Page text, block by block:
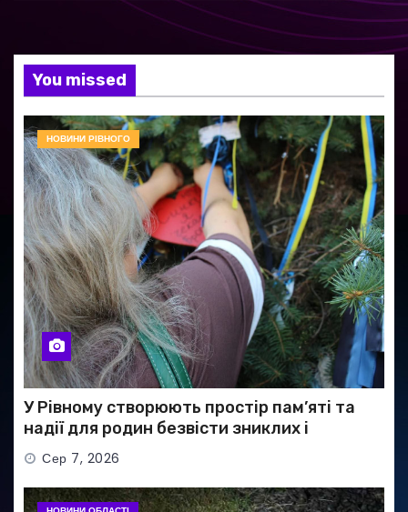
You missed
НОВИНИ РІВНОГО
У Рівному створюють простір пам’яті та
надії для родин безвісти зниклих і
полонених військових
Сер 7, 2026